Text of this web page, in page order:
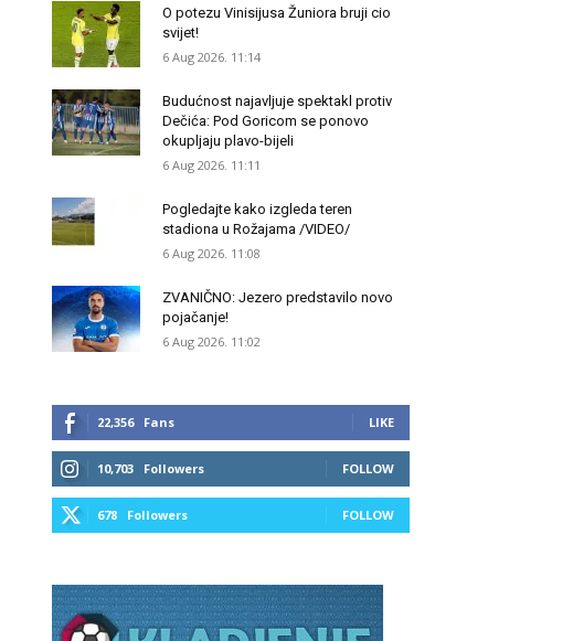
O potezu Vinisijusa Žuniora bruji cio
svijet!
6 Aug 2026. 11:14
Budućnost najavljuje spektakl protiv
Dečića: Pod Goricom se ponovo
okupljaju plavo-bijeli
6 Aug 2026. 11:11
Pogledajte kako izgleda teren
stadiona u Rožajama /VIDEO/
6 Aug 2026. 11:08
ZVANIČNO: Jezero predstavilo novo
pojačanje!
6 Aug 2026. 11:02
22,356 Fans LIKE
10,703 Followers FOLLOW
678 Followers FOLLOW